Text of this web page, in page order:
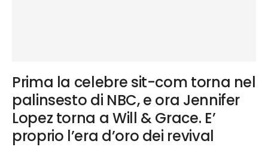
Prima la celebre sit-com torna nel
palinsesto di NBC, e ora Jennifer
Lopez torna a Will & Grace. E’
proprio l’era d’oro dei revival